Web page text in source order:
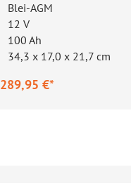
Blei-AGM
12 V
100 Ah
34,3 x 17,0 x 21,7 cm
289,95 €*